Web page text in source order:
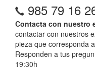
985 79 16
Contacta con nuestro
contactar con nuestros
pieza que corresponda
Responden a tus
19:30h